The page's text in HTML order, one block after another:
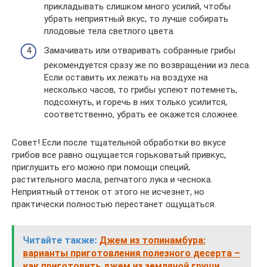
прикладывать слишком много усилий, чтобы
убрать неприятный вкус, то лучше собирать
плодовые тела светлого цвета.
Замачивать или отваривать собранные грибы
рекомендуется сразу же по возвращении из леса.
Если оставить их лежать на воздухе на
несколько часов, то грибы успеют потемнеть,
подсохнуть, и горечь в них только усилится,
соответственно, убрать ее окажется сложнее.
Совет! Если после тщательной обработки во вкусе
грибов все равно ощущается горьковатый привкус,
приглушить его можно при помощи специй,
растительного масла, репчатого лука и чеснока.
Неприятный оттенок от этого не исчезнет, но
практически полностью перестанет ощущаться.
Читайте также: Джем из топинамбура:
варианты приготовления полезного десерта –